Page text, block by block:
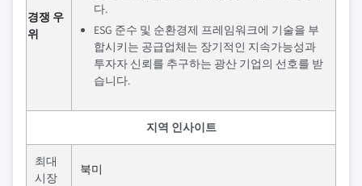
경쟁 우
위
다.
ESG 준수 및 순환경제 프레임워크에 기술을 부
합시키는 공급업체는 장기적인 지속가능성과
투자자 신뢰를 추구하는 광산 기업의 선호를 받
습니다.
지역 인사이트
최대
시장
북미